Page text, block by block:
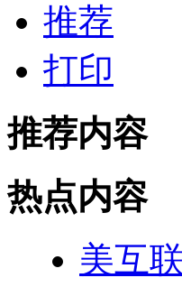
推荐
打印
推荐内容
热点内容
美互